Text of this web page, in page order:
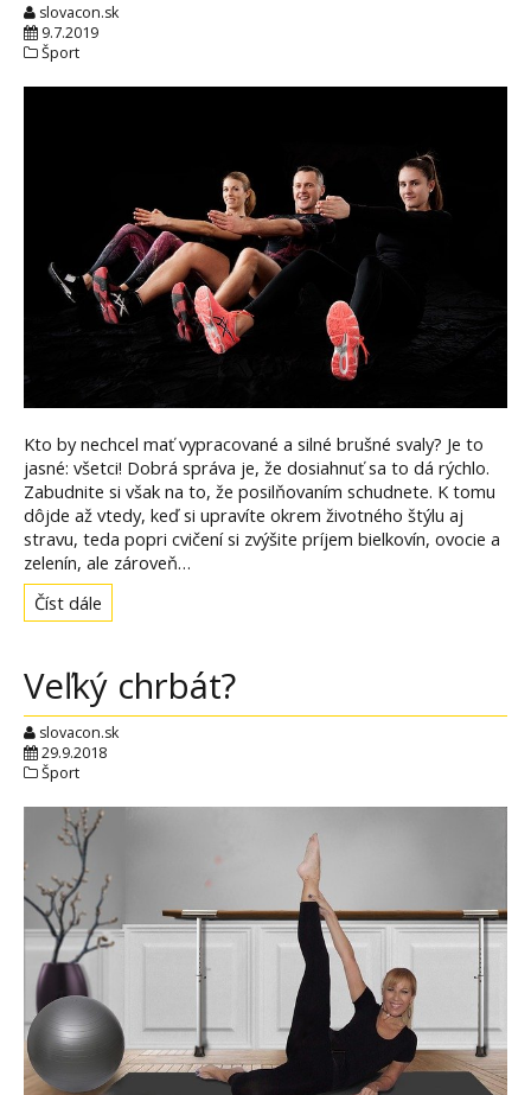
slovacon.sk
9.7.2019
Šport
Kto by nechcel mať vypracované a silné brušné svaly? Je to
jasné: všetci! Dobrá správa je, že dosiahnuť sa to dá rýchlo.
Zabudnite si však na to, že posilňovaním schudnete. K tomu
dôjde až vtedy, keď si upravíte okrem životného štýlu aj
stravu, teda popri cvičení si zvýšite príjem bielkovín, ovocie a
zelenín, ale zároveň…
Číst dále
Veľký chrbát?
slovacon.sk
29.9.2018
Šport